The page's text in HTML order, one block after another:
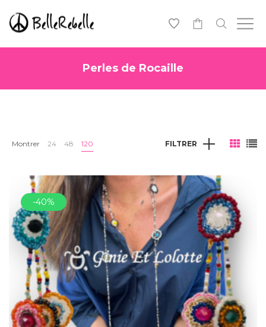
Perles de Rocaille
Montrer 24 48 120 FILTRER
-40%